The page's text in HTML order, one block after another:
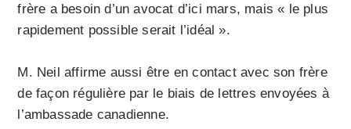
frère a besoin d’un avocat d’ici mars, mais « le plus
rapidement possible serait l’idéal ».
M. Neil affirme aussi être en contact avec son frère
de façon régulière par le biais de lettres envoyées à
l’ambassade canadienne.